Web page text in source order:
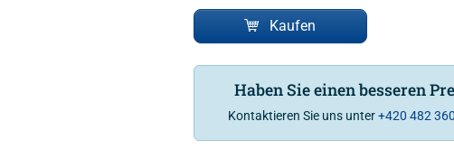
Kaufen
Haben Sie einen besseren
Kontaktieren Sie uns unter+420 482